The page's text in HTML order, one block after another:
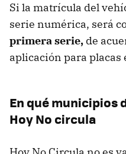
Si la matrícula del
serie numérica, será
primera serie, de
aplicación para placas
En qué municipios
Hoy No circula